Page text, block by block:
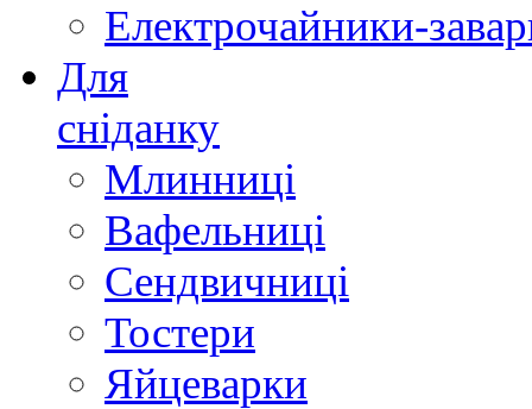
Електрочайники-
Для
сніданку
Млинниці
Вафельниці
Сендвичниці
Тостери
Яйцеварки